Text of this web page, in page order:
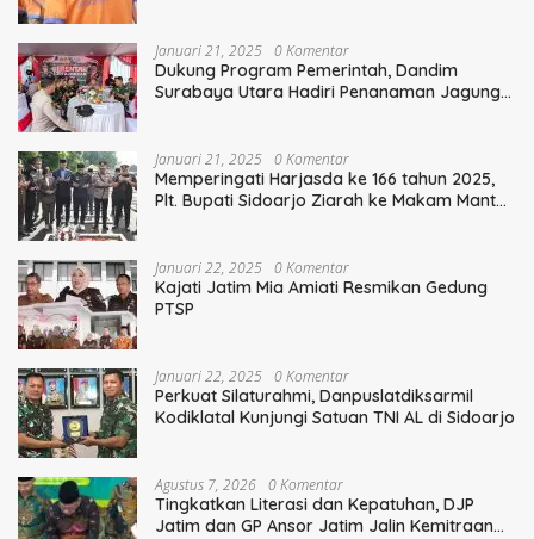
Januari 21, 2025 0 Komentar
Dukung Program Pemerintah, Dandim
Surabaya Utara Hadiri Penanaman Jagung
Januari 21, 2025 0 Komentar
Memperingati Harjasda ke 166 tahun 2025,
Plt. Bupati Sidoarjo Ziarah ke Makam Mantan
Januari 22, 2025 0 Komentar
Kajati Jatim Mia Amiati Resmikan Gedung
PTSP
Januari 22, 2025 0 Komentar
Perkuat Silaturahmi, Danpuslatdiksarmil
Kodiklatal Kunjungi Satuan TNI AL di Sidoarjo
Agustus 7, 2026 0 Komentar
Tingkatkan Literasi dan Kepatuhan, DJP
Jatim dan GP Ansor Jatim Jalin Kemitraan